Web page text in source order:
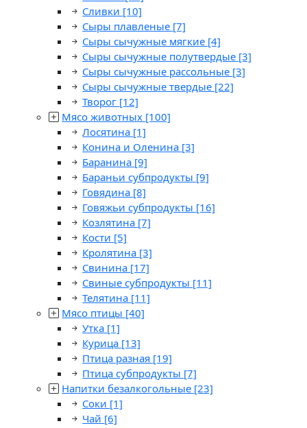
Сливки [10]
Сыры плавленые [7]
Сыры сычужные мягкие [4]
Сыры сычужные полутвердые [3]
Сыры сычужные рассольные [3]
Сыры сычужные твердые [22]
Творог [12]
Мясо животных [100]
Лосятина [1]
Конина и Оленина [3]
Баранина [9]
Бараньи субпродукты [9]
Говядина [8]
Говяжьи субпродукты [16]
Козлятина [7]
Кости [5]
Кролятина [3]
Свинина [17]
Свиные субпродукты [11]
Телятина [11]
Мясо птицы [40]
Утка [1]
Курица [13]
Птица разная [19]
Птица субпродукты [7]
Напитки безалкогольные [23]
Соки [1]
Чай [6]